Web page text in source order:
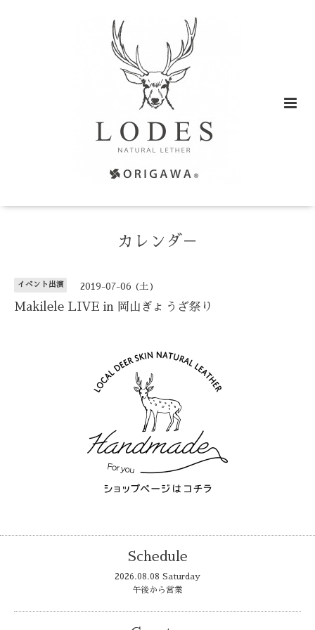
カレンダ－
イベント出演 2019-07-06 (土)
Makilele LIVE in 岡山ぎょうざ祭り
Schedule
2026.08.08 Saturday
午後から営業